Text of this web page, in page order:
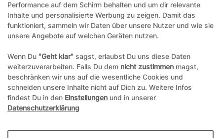
Wir antworten Ihnen schnellstmöglich. An Sonn- und Feiertagen kann
es evtl. zu Verzögerungen kommen.
07306 306239¹
Freitags am besten zwischen 8-12 Uhr
¹Telefonieren zum üblichen Ortstarif. Verbindugsgebühren für Anrufe
aus dem Mobilfunknetz können ggf. abweichen.
*Alle Preise inkl. gesetzl. Mehrwertsteuer und ggf. zzgl.
Performance auf dem Schirm behalten und um dir relevante
Inhalte und personalisierte Werbung zu zeigen. Damit das
funktioniert, sammeln wir Daten über unsere Nutzer und wie sie
unsere Angebote auf welchen Geräten nutzen.
Wenn Du "Geht klar" sagst, erlaubst Du uns diese Daten
weiterzuverarbeiten. Falls Du dem nicht zustimmen magst,
beschränken wir uns auf die wesentliche Cookies und
schneiden unsere Inhalte nicht auf Dich zu. Weitere Infos
findest Du in den Einstellungen und in unserer
Datenschutzerklärung